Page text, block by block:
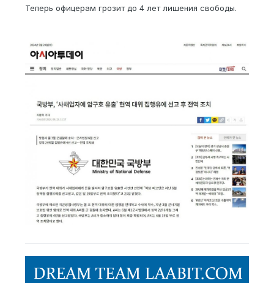
Теперь офицерам грозит до 4 лет лишения свободы.